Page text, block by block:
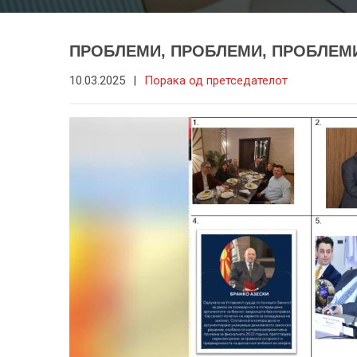
ПРОБЛЕМИ, ПРОБЛЕМИ,
10.03.2025 | Порака од претседателот